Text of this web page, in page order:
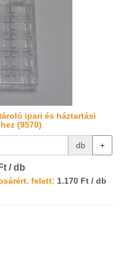
ipari és háztartási
(9570)
db +
/ db
felett: 1.170 Ft / db